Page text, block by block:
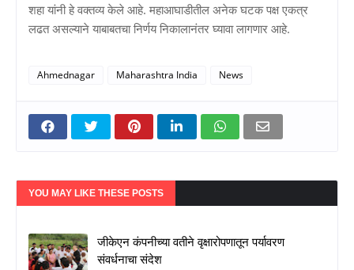
शहा यांनी हे वक्तव्य केले आहे. महाआघाडीतील अनेक घटक पक्ष एकत्र
लढत असल्याने याबाबतचा निर्णय निकालानंतर घ्यावा लागणार आहे.
Ahmednagar Maharashtra India News
YOU MAY LIKE THESE POSTS
जीकेएन कंपनीच्या वतीने वृक्षारोपणातून पर्यावरण
संवर्धनाचा संदेश